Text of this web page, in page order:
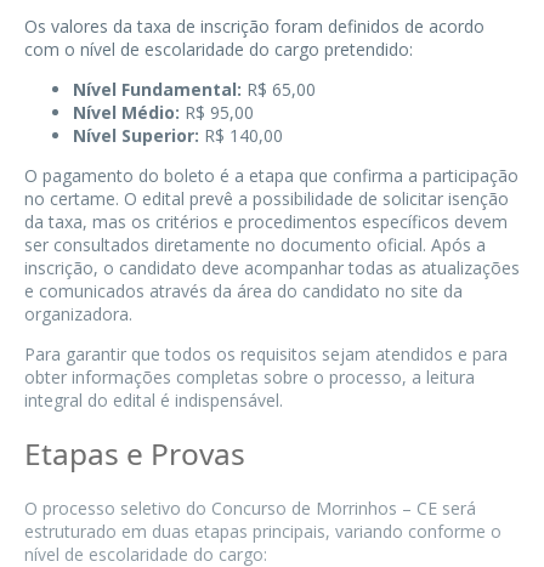
Os valores da taxa de inscrição foram definidos de acordo
com o nível de escolaridade do cargo pretendido:
Nível Fundamental: R$ 65,00
Nível Médio: R$ 95,00
Nível Superior: R$ 140,00
O pagamento do boleto é a etapa que confirma a participação
no certame. O edital prevê a possibilidade de solicitar isenção
da taxa, mas os critérios e procedimentos específicos devem
ser consultados diretamente no documento oficial. Após a
inscrição, o candidato deve acompanhar todas as atualizações
e comunicados através da área do candidato no site da
organizadora.
Para garantir que todos os requisitos sejam atendidos e para
obter informações completas sobre o processo, a leitura
integral do edital é indispensável.
Etapas e Provas
O processo seletivo do Concurso de Morrinhos – CE será
estruturado em duas etapas principais, variando conforme o
nível de escolaridade do cargo: